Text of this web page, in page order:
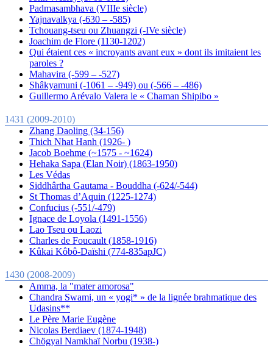
Padmasambhava (VIIIe siècle)
Yajnavalkya (-630 – -585)
Tchouang-tseu ou Zhuangzi (-IVe siècle)
Joachim de Flore (1130-1202)
Qui étaient ces « incroyants avant eux » dont ils imitaient les
paroles ?
Mahavira (-599 – -527)
Shâkyamuni (-1061 – -949) ou (-566 – -486)
Guillermo Arévalo Valera le « Chaman Shipibo »
1431 (2009-2010)
Zhang Daoling (34-156)
Thich Nhat Hanh (1926- )
Jacob Boehme (~1575 - ~1624)
Hehaka Sapa (Elan Noir) (1863-1950)
Les Védas
Siddhârtha Gautama - Bouddha (-624/-544)
St Thomas d’Aquin (1225-1274)
Confucius (-551/-479)
Ignace de Loyola (1491-1556)
Lao Tseu ou Laozi
Charles de Foucault (1858-1916)
Kûkai Kôbô-Daïshi (774-835apJC)
1430 (2008-2009)
Amma, la "mater amorosa"
Chandra Swami, un « yogi* » de la lignée brahmatique des
Udasins**
Le Père Marie Eugène
Nicolas Berdiaev (1874-1948)
Chögyal Namkhaï Norbu (1938-)